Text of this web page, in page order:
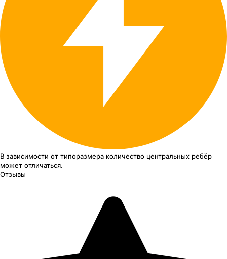
В зависимости от типоразмера количество центральных ребёр
может отличаться.
Отзывы